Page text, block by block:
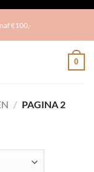
€100,-
0
/ PAGINA 2